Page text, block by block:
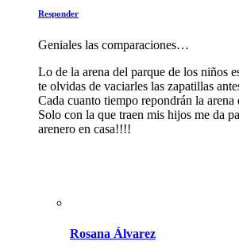
Responder
Geniales las comparaciones…
Lo de la arena del parque de los niños
te olvidas de vaciarles las zapatillas
Cada cuanto tiempo repondrán la arena
Solo con la que traen mis hijos me da
arenero en casa!!!!
Rosana Álvarez